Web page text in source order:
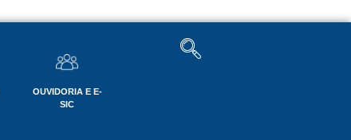
OUVIDORIA E E-
SIC